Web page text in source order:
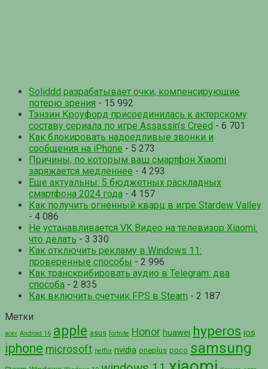
Soliddd разрабатывает очки, компенсирующие
потерю зрения - 15 992
Тэнзин Кроуфорд присоединилась к актерскому
составу сериала по игре Assassin’s Creed - 6 701
Как блокировать надоедливые звонки и
сообщения на iPhone - 5 273
Причины, по которым ваш смартфон Xiaomi
заряжается медленнее - 4 293
Еще актуальны: 5 бюджетных раскладных
смартфона 2024 года - 4 157
Как получить огненный кварц в игре Stardew Valley
- 4 086
Не устанавливается VK Видео на телевизор Xiaomi:
что делать - 3 330
Как отключить рекламу в Windows 11:
проверенные способы - 2 996
Как транскрибировать аудио в Telegram: два
способа - 2 835
Как включить счетчик FPS в Steam - 2 187
Метки
acer Android 16 apple asus fortnite Honor huawei hyperos ios
iphone microsoft netflix nvidia oneplus poco samsung